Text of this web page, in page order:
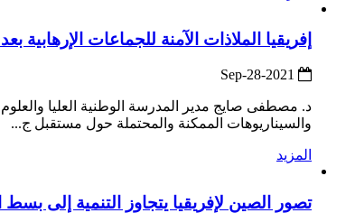
إفريقيا الملاذات الآمنة للجماعات
د. مصطفى صايج مدير المدرسة الوطنية العليا
والسيناريوهات الممكنة والمحتملة حول مستقبل ج...
المزيد
تصور الصين لإفريقيا يتجاوز التنمية إلى